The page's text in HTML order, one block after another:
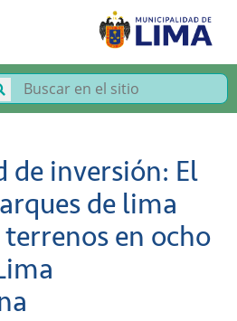
inversión: El
de lima
terrenos en ocho